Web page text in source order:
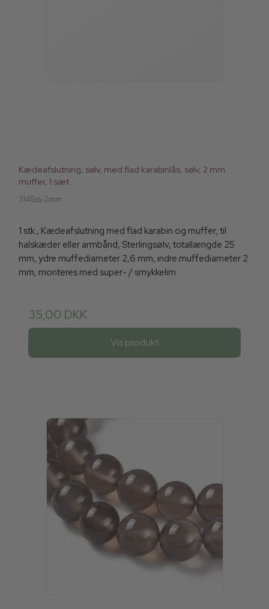
Kædeafslutning, sølv, med flad karabinlås, sølv, 2 mm
muffer, 1 sæt
3145ss-2mm
1 stk., Kædeafslutning med flad karabin og muffer, til
halskæder eller armbånd, Sterlingsølv, totallængde 25
mm, ydre muffediameter 2,6 mm, indre muffediameter 2
mm, monteres med super- / smykkelim.
35,00 DKK
Vis produkt